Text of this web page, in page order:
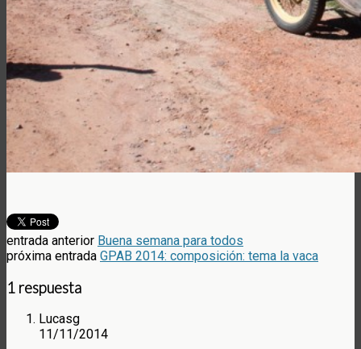
entrada anterior Buena semana para todos
próxima entrada GPAB 2014: composición: tema la vaca
1 respuesta
Lucasg
11/11/2014